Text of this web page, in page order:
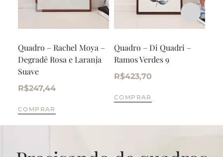
Quadro – Rachel Moya –
Degradê Rosa e Laranja
Suave
R$247,44
COMPRAR
Quadro – Di Quadri –
Ramos Verdes 9
R$423,70
COMPRAR